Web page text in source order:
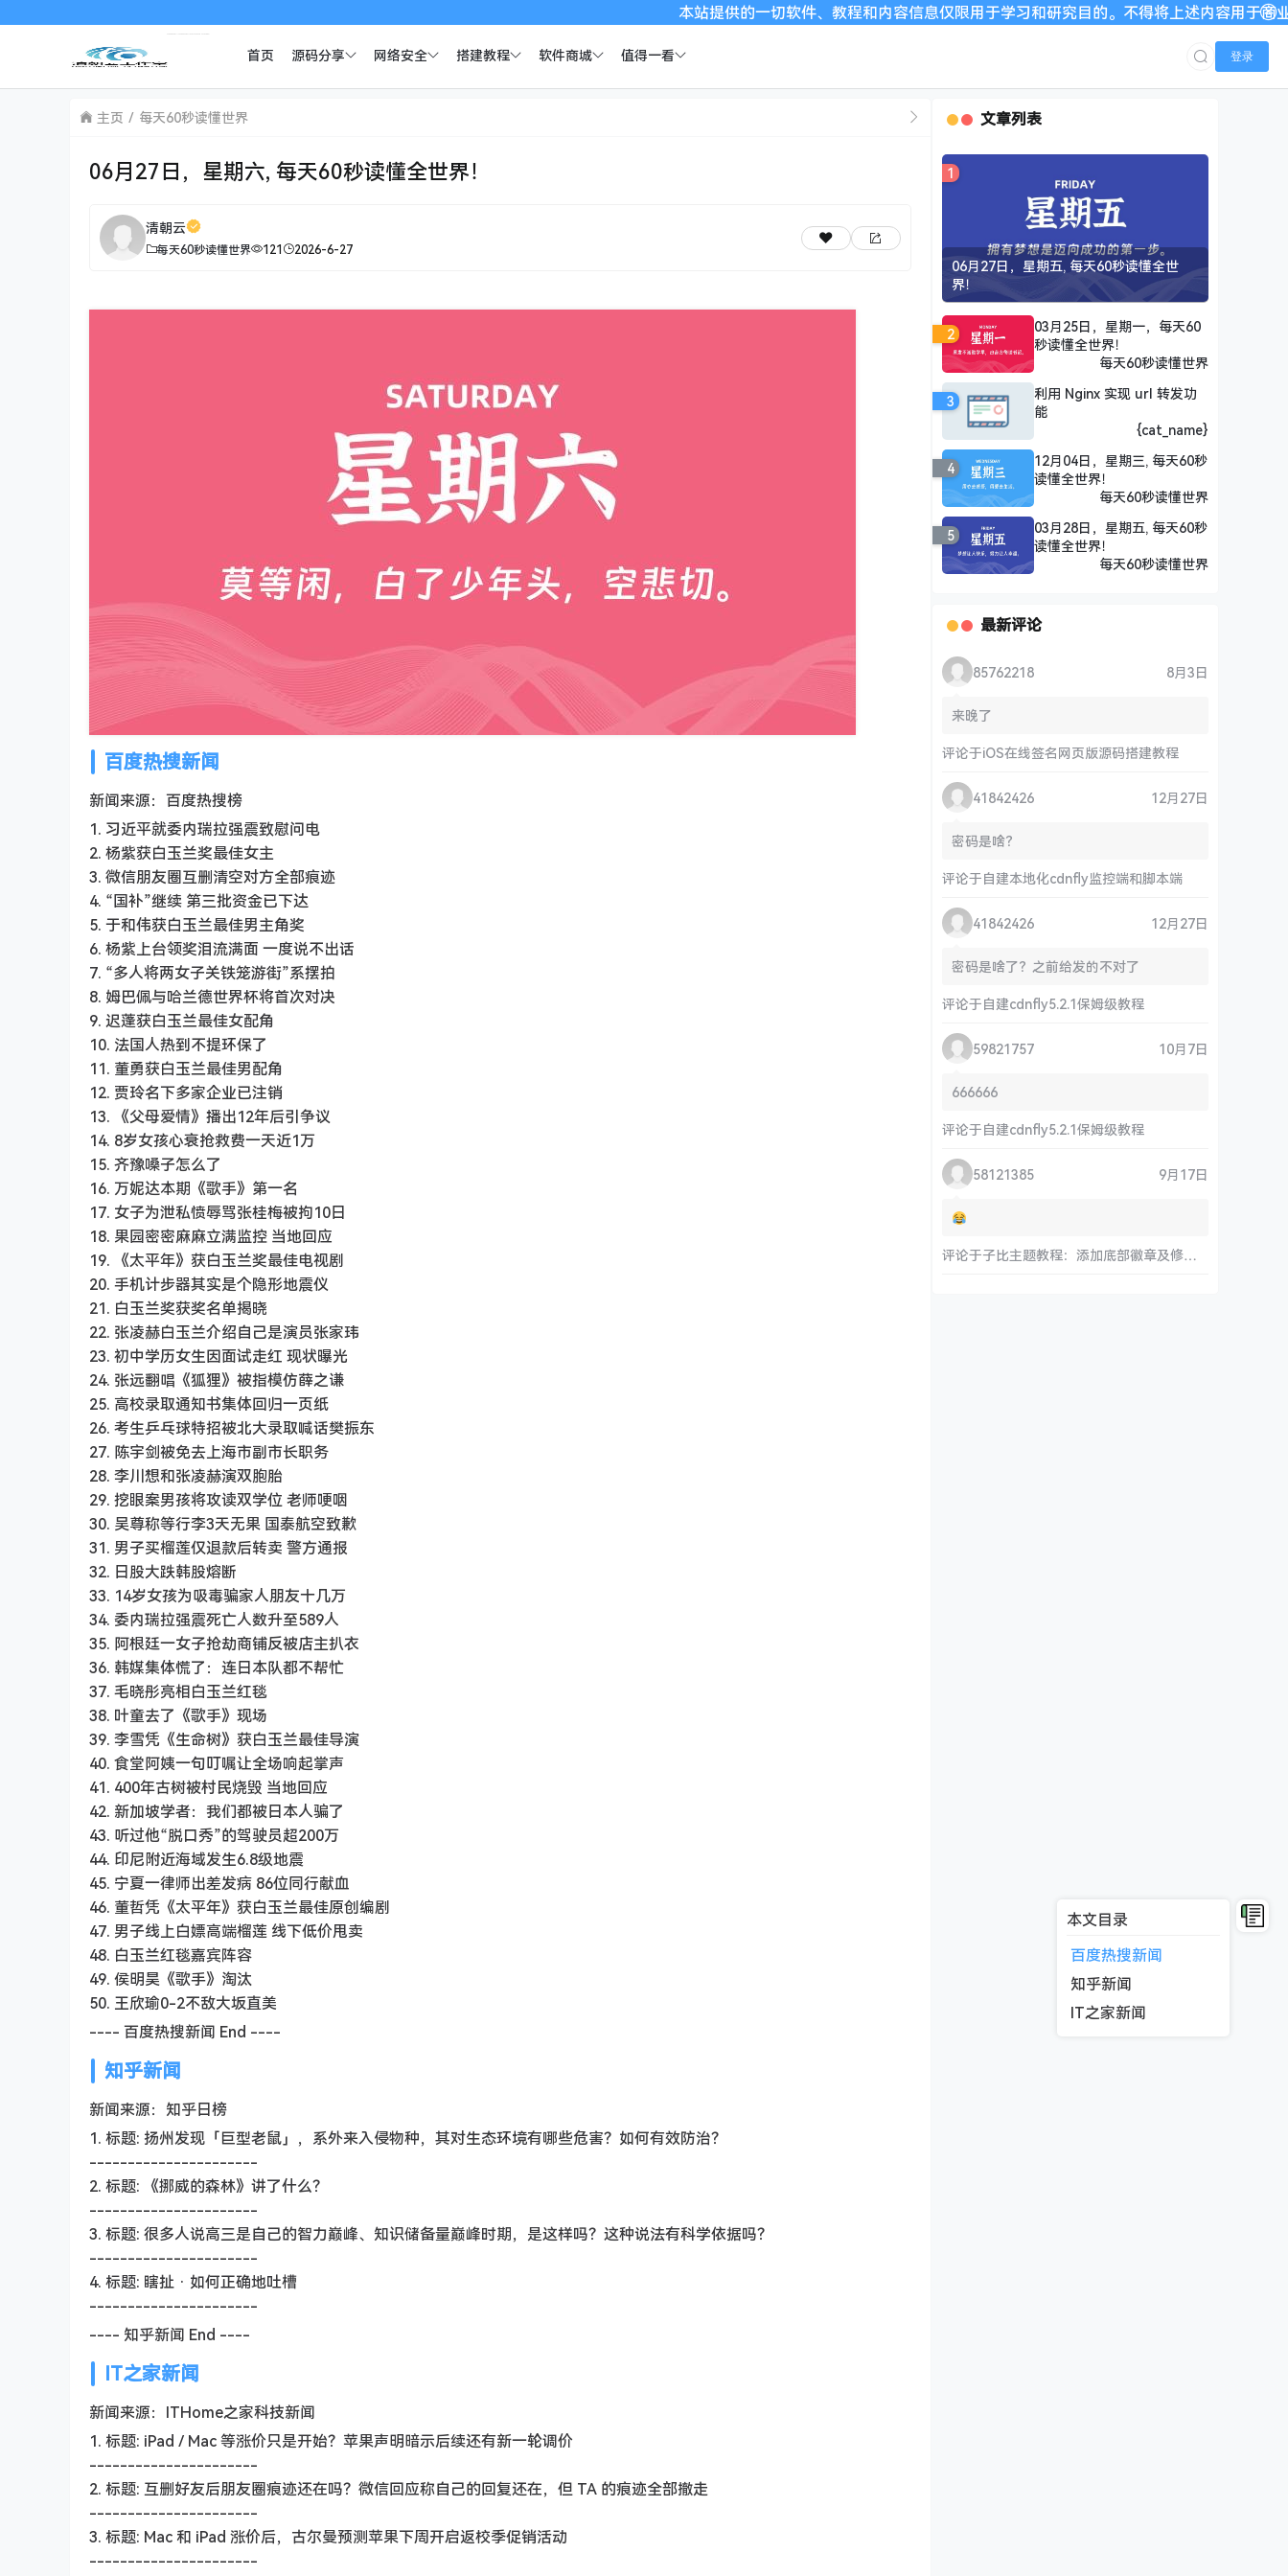
本文目录
百度热搜新闻
知乎新闻
IT之家新闻
本站提供的一切软件、教程和内容信息仅限用于学习和研究目的。不得将上述内容用于商业或者非
首页 源码分享 网络安全 搭建教程 软件商城 值得一看 登录
主页 每天60秒读懂世界
06月27日，星期六, 每天60秒读懂全世界！
清朝云
每天60秒读懂世界 121 2026-6-27
百度热搜新闻
新闻来源：百度热搜榜
1. 习近平就委内瑞拉强震致慰问电
2. 杨紫获白玉兰奖最佳女主
3. 微信朋友圈互删清空对方全部痕迹
4. “国补”继续 第三批资金已下达
5. 于和伟获白玉兰最佳男主角奖
6. 杨紫上台领奖泪流满面 一度说不出话
7. “多人将两女子关铁笼游街”系摆拍
8. 姆巴佩与哈兰德世界杯将首次对决
9. 迟蓬获白玉兰最佳女配角
10. 法国人热到不提环保了
11. 董勇获白玉兰最佳男配角
12. 贾玲名下多家企业已注销
13. 《父母爱情》播出12年后引争议
14. 8岁女孩心衰抢救费一天近1万
15. 齐豫嗓子怎么了
16. 万妮达本期《歌手》第一名
17. 女子为泄私愤辱骂张桂梅被拘10日
18. 果园密密麻麻立满监控 当地回应
19. 《太平年》获白玉兰奖最佳电视剧
20. 手机计步器其实是个隐形地震仪
21. 白玉兰奖获奖名单揭晓
22. 张凌赫白玉兰介绍自己是演员张家玮
23. 初中学历女生因面试走红 现状曝光
24. 张远翻唱《狐狸》被指模仿薛之谦
25. 高校录取通知书集体回归一页纸
26. 考生乒乓球特招被北大录取喊话樊振东
27. 陈宇剑被免去上海市副市长职务
28. 李川想和张凌赫演双胞胎
29. 挖眼案男孩将攻读双学位 老师哽咽
30. 吴尊称等行李3天无果 国泰航空致歉
31. 男子买榴莲仅退款后转卖 警方通报
32. 日股大跌韩股熔断
33. 14岁女孩为吸毒骗家人朋友十几万
34. 委内瑞拉强震死亡人数升至589人
35. 阿根廷一女子抢劫商铺反被店主扒衣
36. 韩媒集体慌了：连日本队都不帮忙
37. 毛晓彤亮相白玉兰红毯
38. 叶童去了《歌手》现场
39. 李雪凭《生命树》获白玉兰最佳导演
40. 食堂阿姨一句叮嘱让全场响起掌声
41. 400年古树被村民烧毁 当地回应
42. 新加坡学者：我们都被日本人骗了
43. 听过他“脱口秀”的驾驶员超200万
44. 印尼附近海域发生6.8级地震
45. 宁夏一律师出差发病 86位同行献血
46. 董哲凭《太平年》获白玉兰最佳原创编剧
47. 男子线上白嫖高端榴莲 线下低价甩卖
48. 白玉兰红毯嘉宾阵容
49. 侯明昊《歌手》淘汰
50. 王欣瑜0-2不敌大坂直美
---- 百度热搜新闻 End ----
知乎新闻
新闻来源：知乎日榜
1. 标题: 扬州发现「巨型老鼠」，系外来入侵物种，其对生态环境有哪些危害？如何有效防治？
----------------------
2. 标题: 《挪威的森林》讲了什么？
----------------------
3. 标题: 很多人说高三是自己的智力巅峰、知识储备量巅峰时期，是这样吗？这种说法有科学依据吗？
----------------------
4. 标题: 瞎扯 · 如何正确地吐槽
----------------------
---- 知乎新闻 End ----
IT之家新闻
新闻来源：ITHome之家科技新闻
1. 标题: iPad / Mac 等涨价只是开始？苹果声明暗示后续还有新一轮调价
----------------------
2. 标题: 互删好友后朋友圈痕迹还在吗？微信回应称自己的回复还在，但 TA 的痕迹全部撤走
----------------------
3. 标题: Mac 和 iPad 涨价后，古尔曼预测苹果下周开启返校季促销活动
----------------------
文章列表
1
06月27日，星期五, 每天60秒读懂全世
界！
2
03月25日，星期一，每天60
秒读懂全世界！
每天60秒读懂世界
3
利用 Nginx 实现 url 转发功
能
{cat_name}
4
12月04日，星期三, 每天60秒
读懂全世界！
每天60秒读懂世界
5
03月28日，星期五, 每天60秒
读懂全世界！
每天60秒读懂世界
最新评论
85762218 8月3日
来晚了
评论于iOS在线签名网页版源码搭建教程
41842426 12月27日
密码是啥？
评论于自建本地化cdnfly监控端和脚本端
41842426 12月27日
密码是啥了？之前给发的不对了
评论于自建cdnfly5.2.1保姆级教程
59821757 10月7日
666666
评论于自建cdnfly5.2.1保姆级教程
58121385 9月17日
评论于子比主题教程：添加底部徽章及修改链接和运行时间